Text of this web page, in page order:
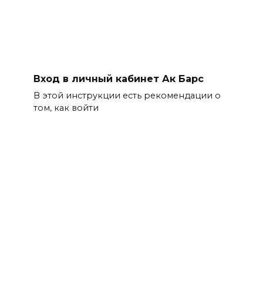
Вход в личный кабинет Ак Барс
В этой инструкции есть рекомендации о
том, как войти